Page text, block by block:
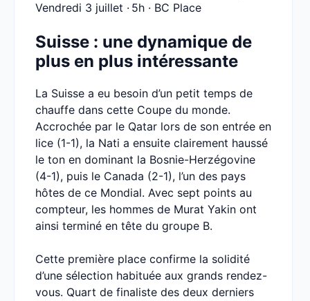
Vendredi 3 juillet · 5h · BC Place
Suisse : une dynamique de
plus en plus intéressante
La Suisse a eu besoin d’un petit temps de
chauffe dans cette Coupe du monde.
Accrochée par le Qatar lors de son entrée en
lice (1-1), la Nati a ensuite clairement haussé
le ton en dominant la Bosnie-Herzégovine
(4-1), puis le Canada (2-1), l’un des pays
hôtes de ce Mondial. Avec sept points au
compteur, les hommes de Murat Yakin ont
ainsi terminé en tête du groupe B.
Cette première place confirme la solidité
d’une sélection habituée aux grands rendez-
vous. Quart de finaliste des deux derniers